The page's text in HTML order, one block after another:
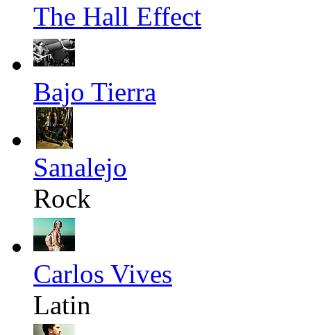
The Hall Effect
Bajo Tierra
Sanalejo
Rock
Carlos Vives
Latin